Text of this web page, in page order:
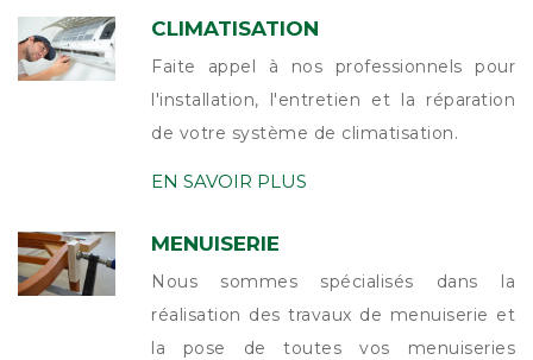
CLIMATISATION
Faite appel à nos professionnels pour
l'installation, l'entretien et la réparation
de votre système de climatisation.
EN SAVOIR PLUS
MENUISERIE
Nous sommes spécialisés dans la
réalisation des travaux de menuiserie et
la pose de toutes vos menuiseries